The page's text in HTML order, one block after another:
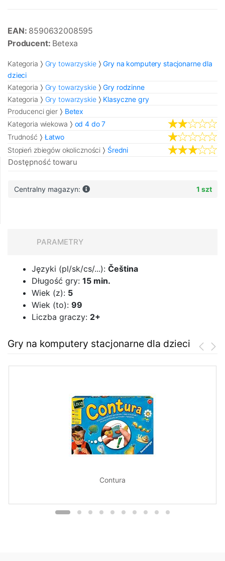
EAN: 8590632008595
Producent: Betexa
Kategoria Gry towarzyskie
Gry na komputery stacjonarne dla
dzieci
Kategoria
Gry towarzyskie
Gry rodzinne
Kategoria
Gry towarzyskie
Klasyczne gry
Producenci gier
Betex
Kategoria wiekowa
od 4 do 7
Trudność
Łatwo
Stopień zbiegów okoliczności
Średni
Dostępność towaru
Centralny magazyn: 1 szt
PARAMETRY
Języki (pl/sk/cs/...): Čeština
Długość gry: 15 min.
Wiek (z): 5
Wiek (to): 99
Liczba graczy: 2+
Gry na komputery stacjonarne dla dzieci
Contura